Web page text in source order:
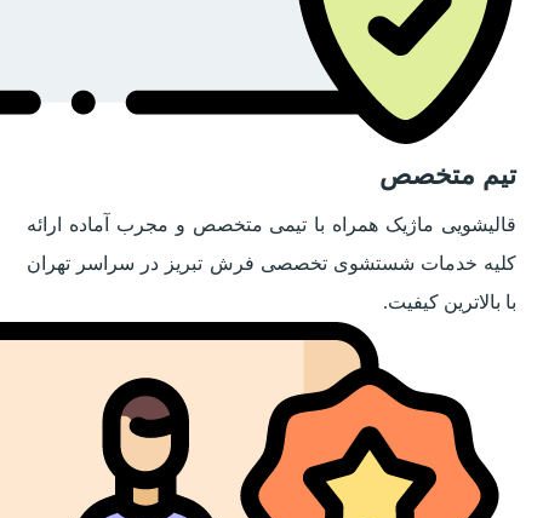
تیم متخصص
قالیشویی ماژیک همراه با تیمی متخصص و مجرب آماده ارائه
کلیه خدمات شستشوی تخصصی فرش تبریز در سراسر تهران
با بالاترین کیفیت.